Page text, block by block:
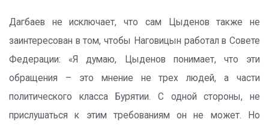
Дагбаев не исключает, что сам Цыденов также не
заинтересован в том, чтобы Наговицын работал в Совете
Федерации: «Я думаю, Цыденов понимает, что эти
обращения – это мнение не трех людей, а части
политического класса Бурятии. С одной стороны, не
прислушаться к этим требованиям он не может. Но